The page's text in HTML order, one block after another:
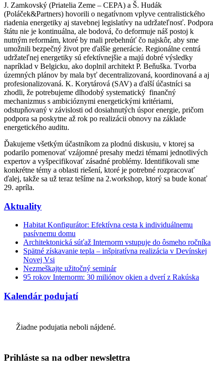
J. Zamkovský (Priatelia Zeme – CEPA) a Š. Hudák
(Poláček&Partners) hovorili o negatívnom vplyve centralistického
riadenia energetiky aj stavebnej legislatívy na udržateľnosť. Podpora
štátu nie je kontinuálna, ale bodová, čo deformuje náš postoj k
nutným reformám, ktoré by mali prebehnúť čo najskôr, aby sme
umožnili bezpečný život pre ďalšie generácie. Regionálne centrá
udržateľnej energetiky sú efektívnejšie a majú dobré výsledky
napríklad v Belgicku, ako doplnil architekt P. Beňuška. Tvorba
územných plánov by mala byť decentralizovaná, koordinovaná a aj
profesionalizovaná. K. Korytárová (SAV) a ďalší účastníci sa
zhodli, že potrebujeme dlhodobý systematický finančný
mechanizmus s ambicióznymi energetickými kritériami,
odstupňovaný v závislosti od dosiahnutých úspor energie, pričom
podpora sa poskytne až rok po realizácii obnovy na základe
energetického auditu.
Ďakujeme všetkým účastníkom za plodnú diskusiu, v ktorej sa
podarilo pomenovať vzájomné presahy medzi témami jednotlivých
expertov a vyšpecifikovať zásadné problémy. Identifikovali sme
konkrétne témy a oblasti riešení, ktoré je potrebné rozpracovať
ďalej, takže sa už teraz tešíme na 2.workshop, ktorý sa bude konať
29. apríla.
Aktuality
Habitat Konfigurátor: Efektívna cesta k individuálnemu
pasívnemu domu
Architektonická súťaž Internorm vstupuje do ôsmeho ročníka
Spätné získavanie tepla – inšpiratívna realizácia v Devínskej
Novej Vsi
Nezmeškajte užitočný seminár
95 rokov Internorm: 30 miliónov okien a dverí z Rakúska
Kalendár podujatí
Žiadne podujatia neboli nájdené.
Prihláste sa na odber newslettra